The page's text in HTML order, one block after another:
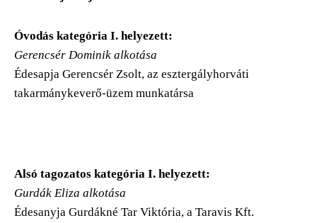
Óvodás kategória I. helyezett:
Gerencsér Dominik alkotása
Édesapja Gerencsér Zsolt, az esztergályhorváti
takarmánykeverő-üzem munkatársa
Alsó tagozatos kategória I. helyezett:
Gurdák Eliza alkotása
Édesanyja Gurdákné Tar Viktória, a Taravis Kft.